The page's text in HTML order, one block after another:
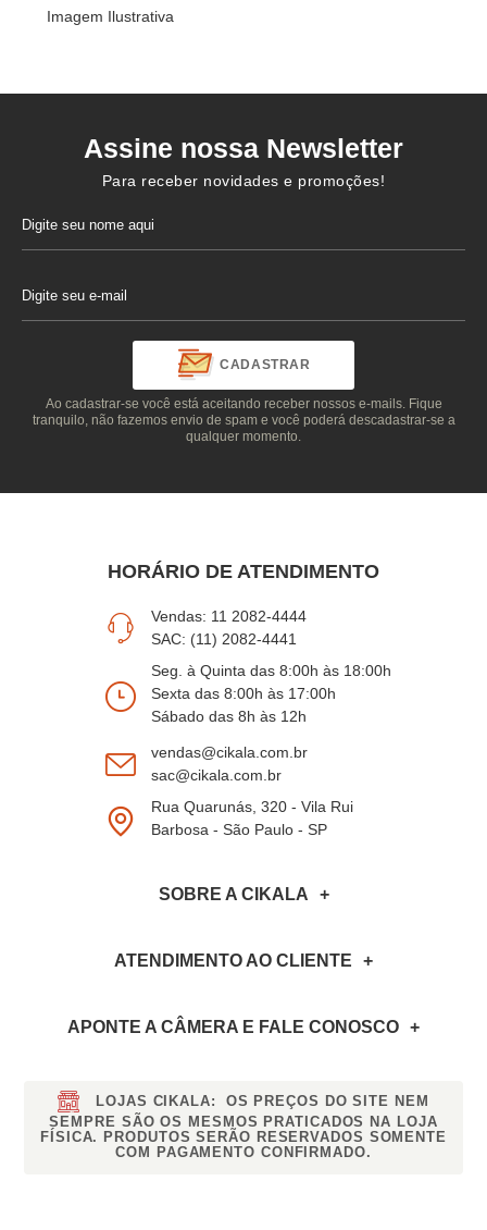
Imagem Ilustrativa
Assine nossa Newsletter
Para receber novidades e promoções!
CADASTRAR
Ao cadastrar-se você está aceitando receber nossos e-mails. Fique
tranquilo, não fazemos envio de spam e você poderá descadastrar-se a
qualquer momento.
HORÁRIO DE ATENDIMENTO
Vendas: 11 2082-4444
SAC: (11) 2082-4441
Seg. à Quinta das 8:00h às 18:00h
Sexta das 8:00h às 17:00h
Sábado das 8h às 12h
vendas@cikala.com.br
sac@cikala.com.br
Rua Quarunás, 320 - Vila Rui
Barbosa - São Paulo - SP
SOBRE A CIKALA
ATENDIMENTO AO CLIENTE
APONTE A CÂMERA E FALE CONOSCO
LOJAS CIKALA:
OS PREÇOS DO SITE NEM
SEMPRE SÃO OS MESMOS PRATICADOS NA LOJA
FÍSICA. PRODUTOS SERÃO RESERVADOS SOMENTE
COM PAGAMENTO CONFIRMADO.